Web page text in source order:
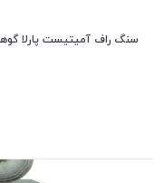
سنگ راف آمیتیست پارلا گوهر کد